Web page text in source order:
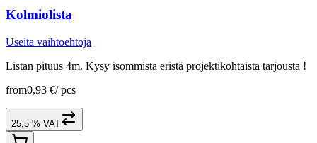
Kolmiolista
Useita vaihtoehtoja
Listan pituus 4m. Kysy isommista eristä projektikohtaista tarjousta !
from0,93 €/ pcs
25,5 % VAT